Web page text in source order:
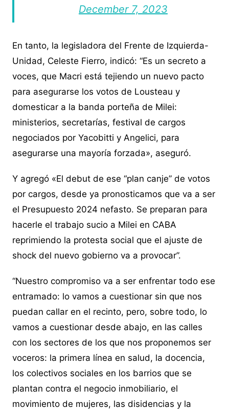
December 7, 2023
En tanto, la legisladora del Frente de Izquierda-
Unidad, Celeste Fierro, indicó: “Es un secreto a
voces, que Macri está tejiendo un nuevo pacto
para asegurarse los votos de Lousteau y
domesticar a la banda porteña de Milei:
ministerios, secretarías, festival de cargos
negociados por Yacobitti y Angelici, para
asegurarse una mayoría forzada», aseguró.
Y agregó «El debut de ese “plan canje” de votos
por cargos, desde ya pronosticamos que va a ser
el Presupuesto 2024 nefasto. Se preparan para
hacerle el trabajo sucio a Milei en CABA
reprimiendo la protesta social que el ajuste de
shock del nuevo gobierno va a provocar”.
“Nuestro compromiso va a ser enfrentar todo ese
entramado: lo vamos a cuestionar sin que nos
puedan callar en el recinto, pero, sobre todo, lo
vamos a cuestionar desde abajo, en las calles
con los sectores de los que nos proponemos ser
voceros: la primera línea en salud, la docencia,
los colectivos sociales en los barrios que se
plantan contra el negocio inmobiliario, el
movimiento de mujeres, las disidencias y la